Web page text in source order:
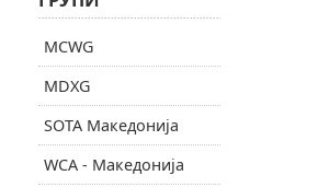
MCWG
MDXG
SOTA Македонија
WCA - Македонија